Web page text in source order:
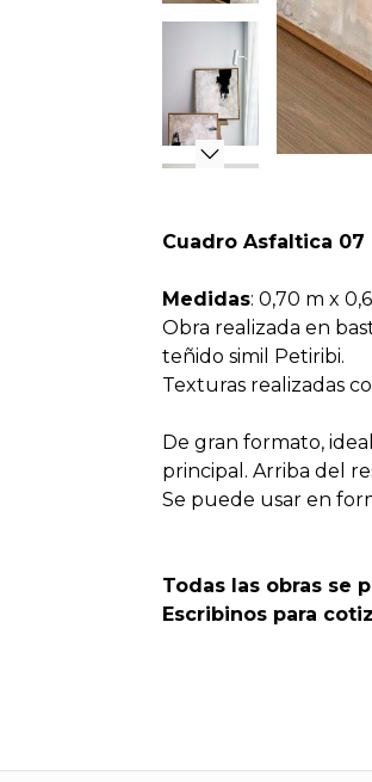
Cuadro Asfaltica 07
Medidas: 0,70 m x
Obra realizada en
teñido simil Petiribi.
Texturas realizadas
De gran formato,
principal. Arriba del
Se puede usar en
Todas las obras se
Escribinos para